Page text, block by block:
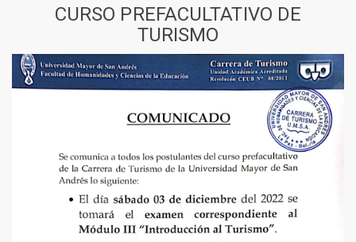
CURSO PREFACULTATIVO DE
TURISMO